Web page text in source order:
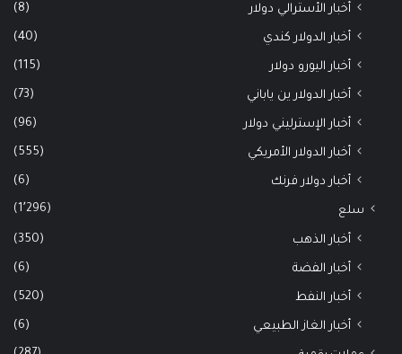
أخبار الأسترالي دولار (8)
أخبار الدولار كندي (40)
أخبار اليورو دولار (115)
أخبار الدولار ين ياباني (73)
أخبار الإسترليني دولار (96)
أخبار الدولار الأمريكي (555)
أخبار دولار فرنك (6)
سلع (1٬296)
أخبار الذهب (350)
أخبار الفضة (6)
أخبار النفط (520)
أخبار الغاز الطبيعي (6)